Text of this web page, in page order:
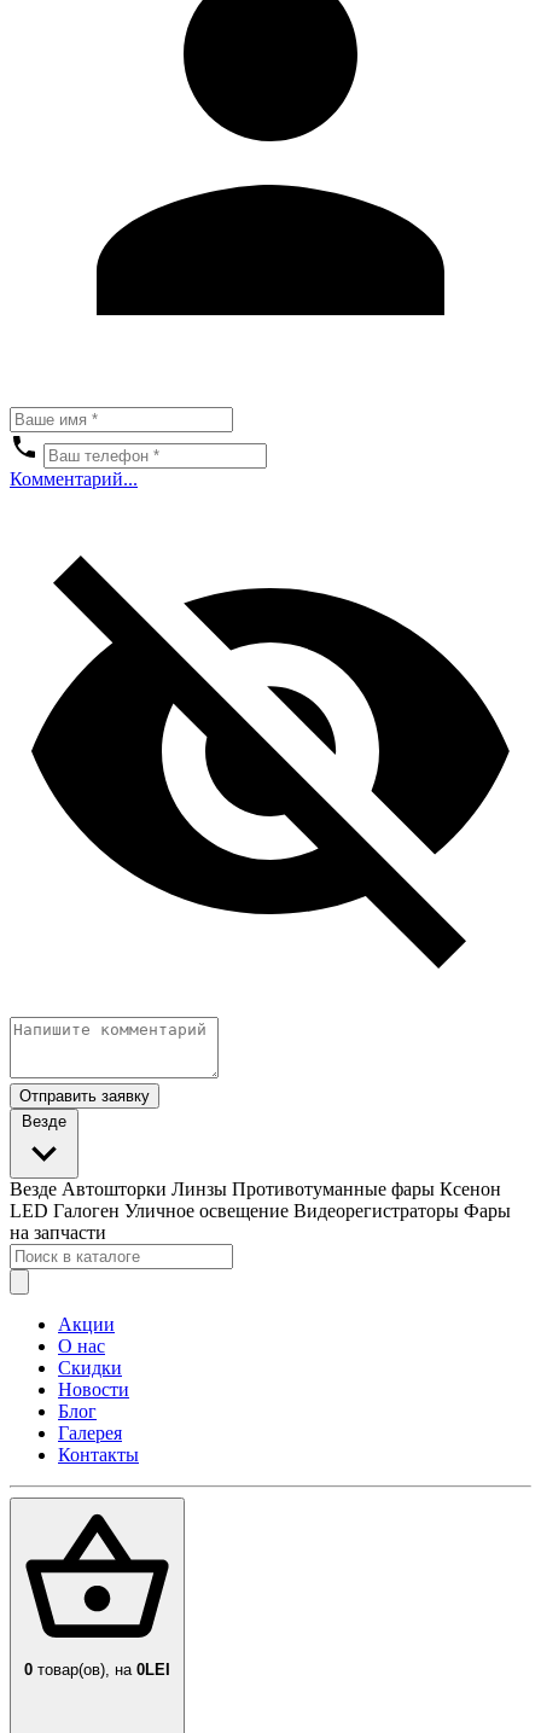
Комментарий...
Отправить заявку
Везде
Везде Автошторки Линзы Противотуманные фары Ксенон
LED Галоген Уличное освещение Видеорегистраторы Фары
на запчасти
Акции
О нас
Скидки
Новости
Блог
Галерея
Контакты
0 товар(ов), на 0LEI